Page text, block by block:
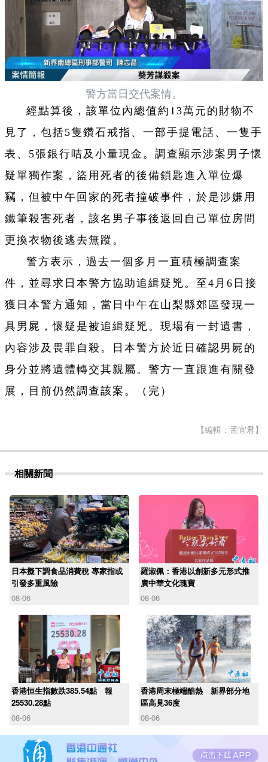
警方當日交代案情。
經點算後，該單位內總值約13萬元的財物不
見了，包括5隻鑽石戒指、一部手提電話、一隻手
表、5張銀行咭及小量現金。調查顯示涉案男子懷
疑單獨作案，盜用死者的後備鎖匙進入單位爆
竊，但被中午回家的死者撞破事件，於是涉嫌用
鐵筆殺害死者，該名男子事後返回自己單位房間
更換衣物後逃去無蹤。
警方表示，過去一個多月一直積極調查案
件，並尋求日本警方協助追緝疑兇。至4月6日接
獲日本警方通知，當日中午在山梨縣郊區發現一
具男屍，懷疑是被追緝疑兇。現場有一封遺書，
內容涉及畏罪自殺。日本警方於近日確認男屍的
身分並將遺體轉交其親屬。警方一直跟進有關發
展，目前仍然調查該案。（完）
【編輯：孟宜君】
相關新聞
日本擬下調食品消費稅 專家指或
引發多重風險
08-06
羅淑佩：香港以創新多元形式推
廣中華文化瑰寶
08-06
香港恒生指數跌385.54點 報
25530.28點
08-06
香港周末極端酷熱 新界部分地
區高見36度
08-06